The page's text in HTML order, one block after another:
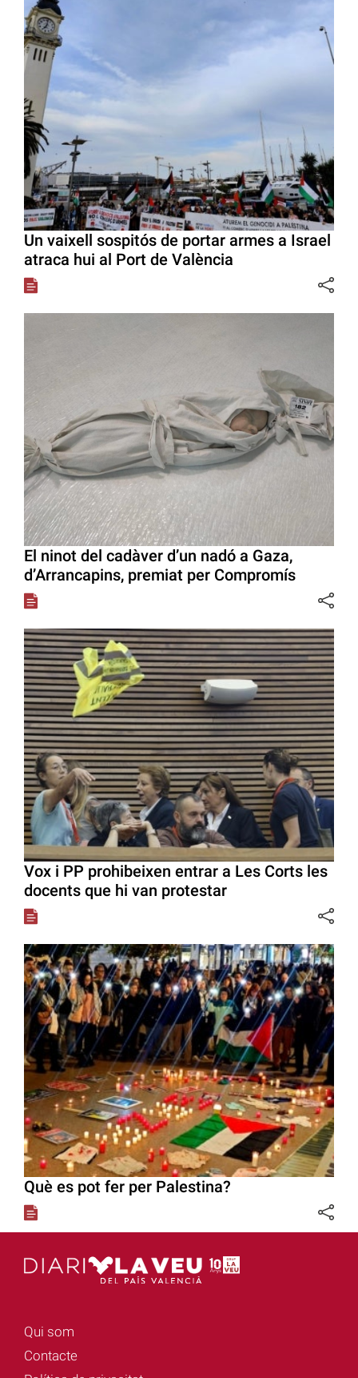
Un vaixell sospitós de portar armes a Israel
atraca hui al Port de València
El ninot del cadàver d’un nadó a Gaza,
d’Arrancapins, premiat per Compromís
Vox i PP prohibeixen entrar a Les Corts les
docents que hi van protestar
Què es pot fer per Palestina?
Qui som
Contacte